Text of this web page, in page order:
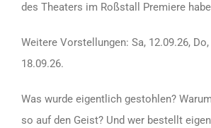
des Theaters im Roßstall Premiere
Weitere Vorstellungen: Sa, 12.09.26, Do,
18.09.26.
Was wurde eigentlich gestohlen?
so auf den Geist? Und wer bestellt